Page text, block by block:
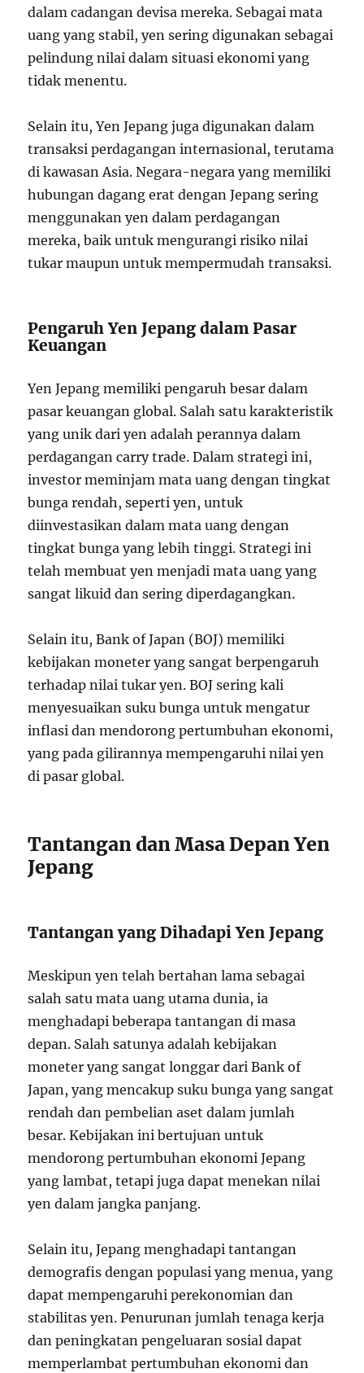
dalam cadangan devisa mereka. Sebagai mata
uang yang stabil, yen sering digunakan sebagai
pelindung nilai dalam situasi ekonomi yang
tidak menentu.
Selain itu, Yen Jepang juga digunakan dalam
transaksi perdagangan internasional, terutama
di kawasan Asia. Negara-negara yang memiliki
hubungan dagang erat dengan Jepang sering
menggunakan yen dalam perdagangan
mereka, baik untuk mengurangi risiko nilai
tukar maupun untuk mempermudah transaksi.
Pengaruh Yen Jepang dalam Pasar
Keuangan
Yen Jepang memiliki pengaruh besar dalam
pasar keuangan global. Salah satu karakteristik
yang unik dari yen adalah perannya dalam
perdagangan carry trade. Dalam strategi ini,
investor meminjam mata uang dengan tingkat
bunga rendah, seperti yen, untuk
diinvestasikan dalam mata uang dengan
tingkat bunga yang lebih tinggi. Strategi ini
telah membuat yen menjadi mata uang yang
sangat likuid dan sering diperdagangkan.
Selain itu, Bank of Japan (BOJ) memiliki
kebijakan moneter yang sangat berpengaruh
terhadap nilai tukar yen. BOJ sering kali
menyesuaikan suku bunga untuk mengatur
inflasi dan mendorong pertumbuhan ekonomi,
yang pada gilirannya mempengaruhi nilai yen
di pasar global.
Tantangan dan Masa Depan Yen
Jepang
Tantangan yang Dihadapi Yen Jepang
Meskipun yen telah bertahan lama sebagai
salah satu mata uang utama dunia, ia
menghadapi beberapa tantangan di masa
depan. Salah satunya adalah kebijakan
moneter yang sangat longgar dari Bank of
Japan, yang mencakup suku bunga yang sangat
rendah dan pembelian aset dalam jumlah
besar. Kebijakan ini bertujuan untuk
mendorong pertumbuhan ekonomi Jepang
yang lambat, tetapi juga dapat menekan nilai
yen dalam jangka panjang.
Selain itu, Jepang menghadapi tantangan
demografis dengan populasi yang menua, yang
dapat mempengaruhi perekonomian dan
stabilitas yen. Penurunan jumlah tenaga kerja
dan peningkatan pengeluaran sosial dapat
memperlambat pertumbuhan ekonomi dan